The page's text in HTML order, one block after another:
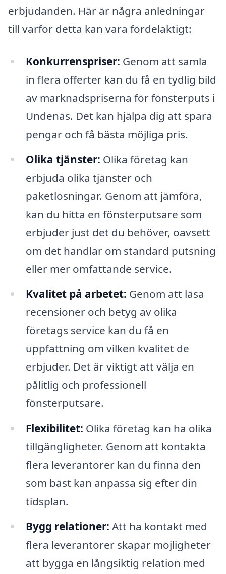
erbjudanden. Här är några anledningar
till varför detta kan vara fördelaktigt:
Konkurrenspriser: Genom att samla
in flera offerter kan du få en tydlig bild
av marknadspriserna för fönsterputs i
Undenäs. Det kan hjälpa dig att spara
pengar och få bästa möjliga pris.
Olika tjänster: Olika företag kan
erbjuda olika tjänster och
paketlösningar. Genom att jämföra,
kan du hitta en fönsterputsare som
erbjuder just det du behöver, oavsett
om det handlar om standard putsning
eller mer omfattande service.
Kvalitet på arbetet: Genom att läsa
recensioner och betyg av olika
företags service kan du få en
uppfattning om vilken kvalitet de
erbjuder. Det är viktigt att välja en
pålitlig och professionell
fönsterputsare.
Flexibilitet: Olika företag kan ha olika
tillgängligheter. Genom att kontakta
flera leverantörer kan du finna den
som bäst kan anpassa sig efter din
tidsplan.
Bygg relationer: Att ha kontakt med
flera leverantörer skapar möjligheter
att bygga en långsiktig relation med